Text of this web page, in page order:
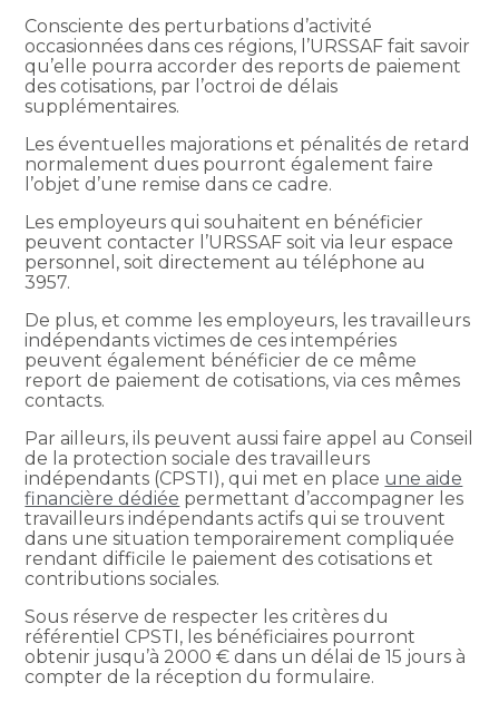
Consciente des perturbations d’activité
occasionnées dans ces régions, l’URSSAF fait savoir
qu’elle pourra accorder des reports de paiement
des cotisations, par l’octroi de délais
supplémentaires.
Les éventuelles majorations et pénalités de retard
normalement dues pourront également faire
l’objet d’une remise dans ce cadre.
Les employeurs qui souhaitent en bénéficier
peuvent contacter l’URSSAF soit via leur espace
personnel, soit directement au téléphone au
3957.
De plus, et comme les employeurs, les travailleurs
indépendants victimes de ces intempéries
peuvent également bénéficier de ce même
report de paiement de cotisations, via ces mêmes
contacts.
Par ailleurs, ils peuvent aussi faire appel au Conseil
de la protection sociale des travailleurs
indépendants (CPSTI), qui met en place une aide
financière dédiée permettant d’accompagner les
travailleurs indépendants actifs qui se trouvent
dans une situation temporairement compliquée
rendant difficile le paiement des cotisations et
contributions sociales.
Sous réserve de respecter les critères du
référentiel CPSTI, les bénéficiaires pourront
obtenir jusqu’à 2000 € dans un délai de 15 jours à
compter de la réception du formulaire.